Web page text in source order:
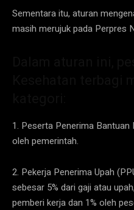
Sementara itu, aturan
masih merujuk pada Perpres
1. Peserta Penerima Bantuan
oleh pemerintah.
2. Pekerja Penerima Upah
sebesar 5% dari gaji atau
pemberi kerja dan 1% oleh